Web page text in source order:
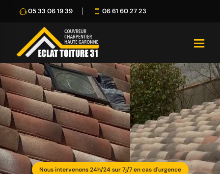
05 33 06 19 39 06 61 60 27 23
Nous intervenons 24h/24 sur 7j/7 en cas d'urgence